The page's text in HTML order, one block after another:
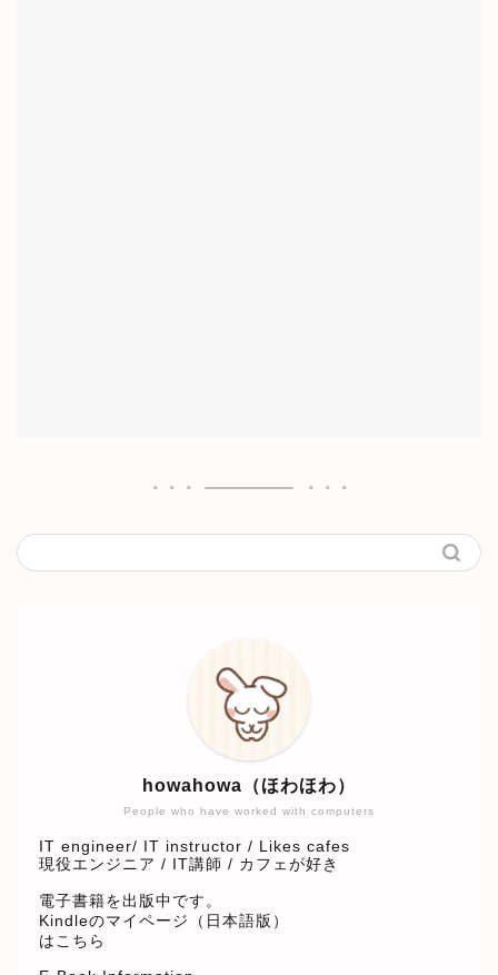
People who have worked with computers
howahowa（ほわほわ）
IT engineer/ IT instructor / Likes cafes
現役エンジニア / IT講師 / カフェが好き
電子書籍を出版中です。
Kindleのマイページ（日本語版）
はこちら